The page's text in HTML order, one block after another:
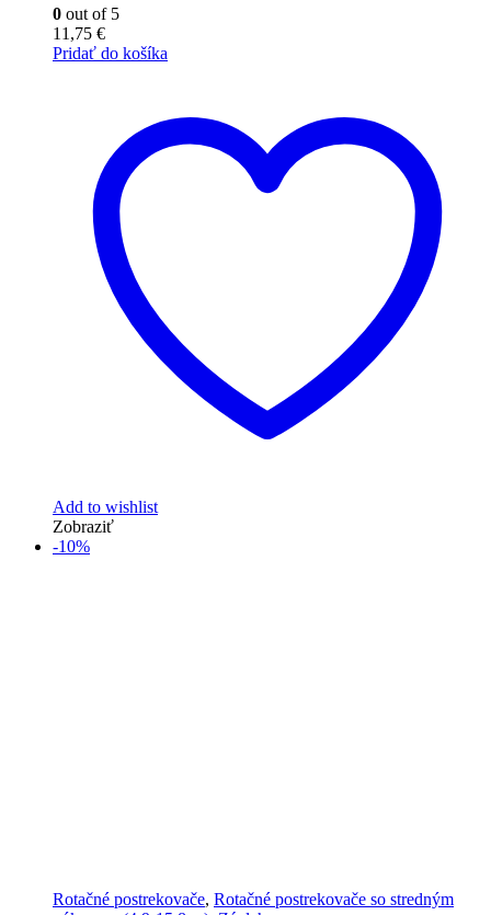
0 out of 5
11,75 €
Pridať do košíka
Add to wishlist
Zobraziť
-10%
Rotačné postrekovače, Rotačné postrekovače so stredným